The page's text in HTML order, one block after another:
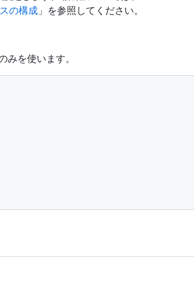
の構成 」を参照してください。
を使います。